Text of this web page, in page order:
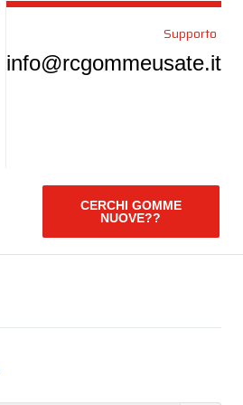
Supporto
info@rcgommeusate.it
CERCHI GOMME
NUOVE??